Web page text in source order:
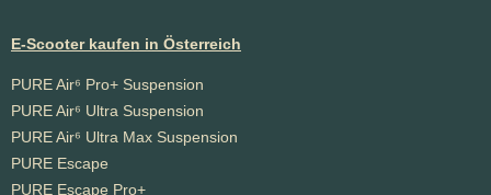
E-Scooter kaufen in Österreich
PURE Air⁶ Pro+ Suspension
PURE Air⁶ Ultra Suspension
PURE Air⁶ Ultra Max Suspension
PURE Escape
PURE Escape Pro+